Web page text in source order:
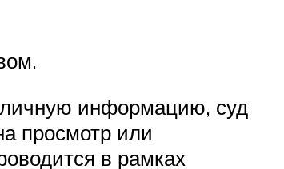
личную информацию, суд
просмотр или
в рамках